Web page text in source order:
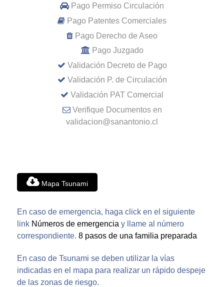
Pago Permiso Circulación
Pago Patentes Comerciales
Pago Derecho de Aseo
Pago Juzgado
Validación Decreto de Pago
Validación P. de Circulación
Validación PAT Comercial
Verifique Documentos en
validacion@sanantonio.cl
Mapa Tsunami
En caso de emergencia, haga click en el siguiente
link Números de emergencia y llame al número
correspondiente. 8 pasos de una familia preparada
En caso de Tsunami se deben utilizar la vías
indicadas en el mapa para realizar un rápido despeje
de las zonas de riesgo.